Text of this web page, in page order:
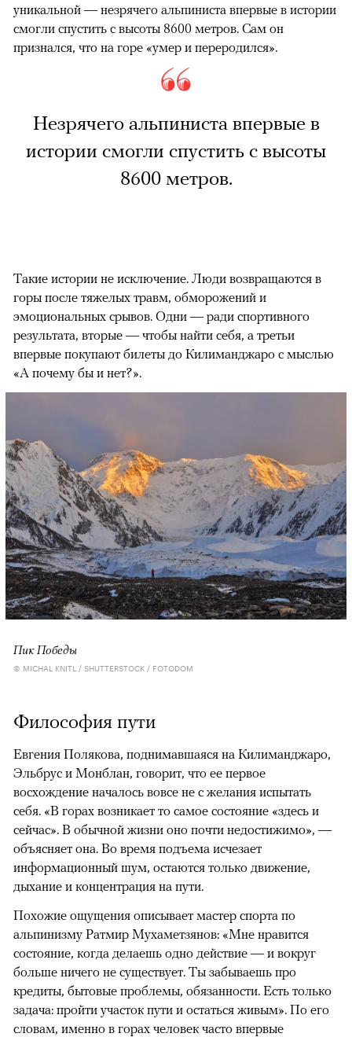
уникальной — незрячего альпиниста впервые в истории
смогли спустить с высоты 8600 метров. Сам он
признался, что на горе «умер и переродился».
Незрячего альпиниста впервые в
истории смогли спустить с высоты
8600 метров.
Такие истории не исключение. Люди возвращаются в
горы после тяжелых травм, обморожений и
эмоциональных срывов. Одни — ради спортивного
результата, вторые — чтобы найти себя, а третьи
впервые покупают билеты до Килиманджаро с мыслью
«А почему бы и нет?».
Пик Победы
© MICHAL KNITL / SHUTTERSTOCK / FOTODOM
Философия пути
Евгения Полякова, поднимавшаяся на Килиманджаро,
Эльбрус и Монблан, говорит, что ее первое
восхождение началось вовсе не с желания испытать
себя. «В горах возникает то самое состояние «здесь и
сейчас». В обычной жизни оно почти недостижимо», —
объясняет она. Во время подъема исчезает
информационный шум, остаются только движение,
дыхание и концентрация на пути.
Похожие ощущения описывает мастер спорта по
альпинизму Ратмир Мухаметзянов: «Мне нравится
состояние, когда делаешь одно действие — и вокруг
больше ничего не существует. Ты забываешь про
кредиты, бытовые проблемы, обязанности. Есть только
задача: пройти участок пути и остаться живым». По его
словам, именно в горах человек часто впервые